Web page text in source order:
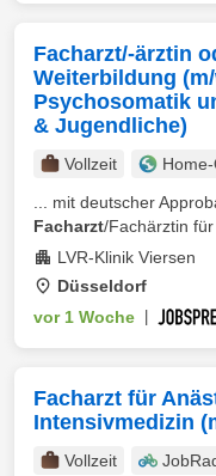
Facharzt/-ärztin
Weiterbildung
Psychosomatik
& Jugendliche)
Vollzeit
... mit deutscher
Facharzt/Fachärztin für
LVR-Klinik Viersen
Düsseldorf
vor 1 Woche
Facharzt für
Intensivmedizin
Vollzeit